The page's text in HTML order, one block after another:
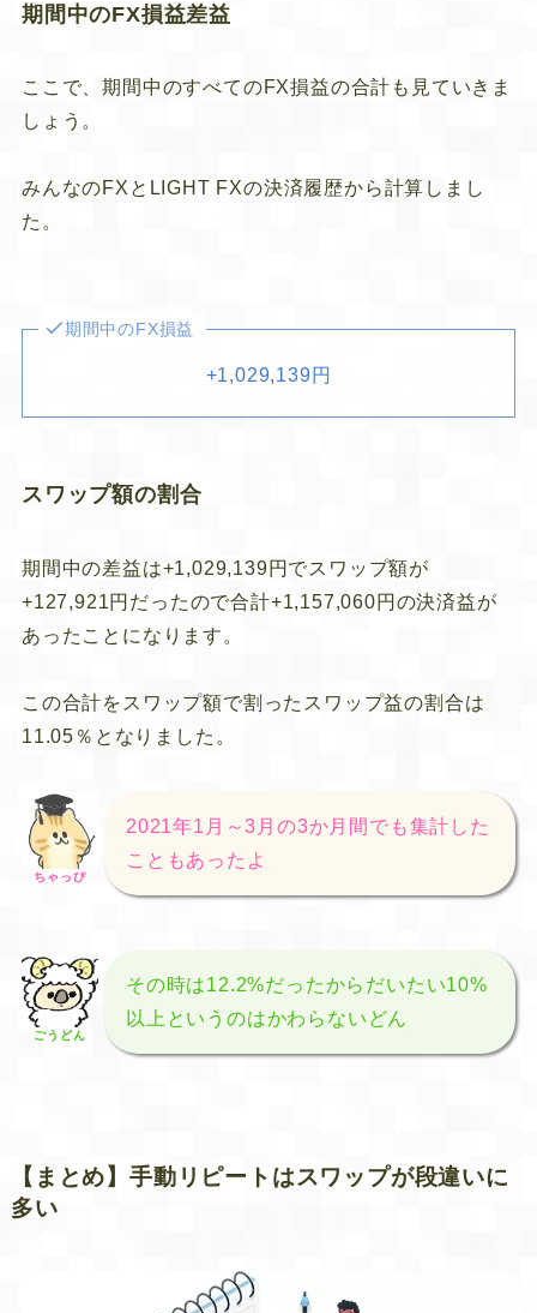
期間中のFX損益差益
ここで、期間中のすべてのFX損益の合計も見ていきま
しょう。
みんなのFXとLIGHT FXの決済履歴から計算しまし
た。
期間中のFX損益
+1,029,139円
スワップ額の割合
期間中の差益は+1,029,139円でスワップ額が
+127,921円だったので合計+1,157,060円の決済益が
あったことになります。
この合計をスワップ額で割ったスワップ益の割合は
11.05％となりました。
ちゃっぴ
2021年1月～3月の3か月間でも集計した
こともあったよ
ごうどん
その時は12.2%だったからだいたい10%
以上というのはかわらないどん
【まとめ】手動リピートはスワップが段違いに
多い